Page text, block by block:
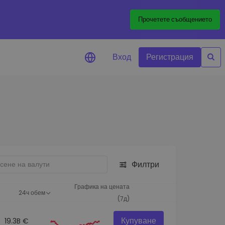
Прочетете съобщението
изпълнение
Вход Регистрация
Филтри
24ч обем
Графика на цената
(7д)
19.3B € Купуване